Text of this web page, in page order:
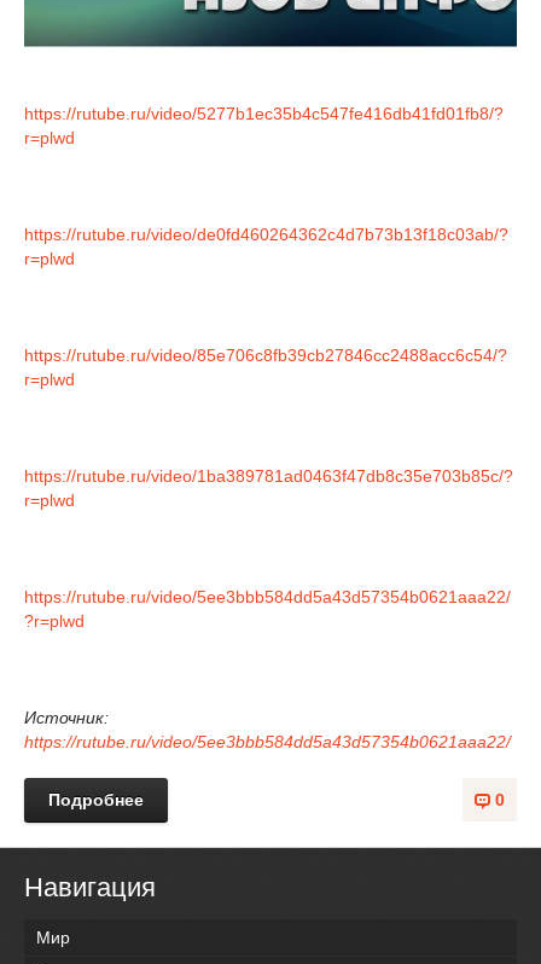
https://rutube.ru/video/5277b1ec35b4c547fe416db41fd01fb8/?
r=plwd
https://rutube.ru/video/de0fd460264362c4d7b73b13f18c03ab/?
r=plwd
https://rutube.ru/video/85e706c8fb39cb27846cc2488acc6c54/?
r=plwd
https://rutube.ru/video/1ba389781ad0463f47db8c35e703b85c/?
r=plwd
https://rutube.ru/video/5ee3bbb584dd5a43d57354b0621aaa22/
?r=plwd
Источник:
https://rutube.ru/video/5ee3bbb584dd5a43d57354b0621aaa22/
0
Подробнее
Навигация
Мир